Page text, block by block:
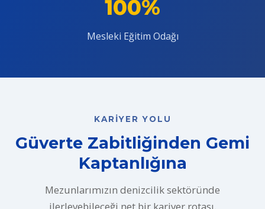
100%
Mesleki Eğitim Odağı
KARIYER YOLU
Güverte Zabitliğinden Gemi
Kaptanlığına
Mezunlarımızın denizcilik sektöründe